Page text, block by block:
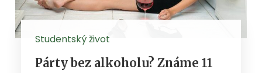
Studentský život
Párty bez alkoholu? Známe 11